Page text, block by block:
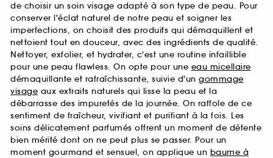
de choisir un soin visage adapté à son type de peau. Pour
conserver l'éclat naturel de notre peau et soigner les
imperfections, on choisit des produits qui démaquillent et
nettoient tout en douceur, avec des ingrédients de qualité.
Nettoyer, exfolier, et hydrater, c'est une routine infaillible
pour une peau flawless. On opte pour une eau micellaire
démaquillante et rafraîchissante, suivie d'un gommage
visage aux extraits naturels qui lisse la peau et la
débarrasse des impuretés de la journée. On raffole de ce
sentiment de fraîcheur, vivifiant et purifiant à la fois. Les
soins délicatement parfumés offrent un moment de détente
bien mérité dont on ne peut plus se passer. Pour un
moment gourmand et sensuel, on applique un baume à